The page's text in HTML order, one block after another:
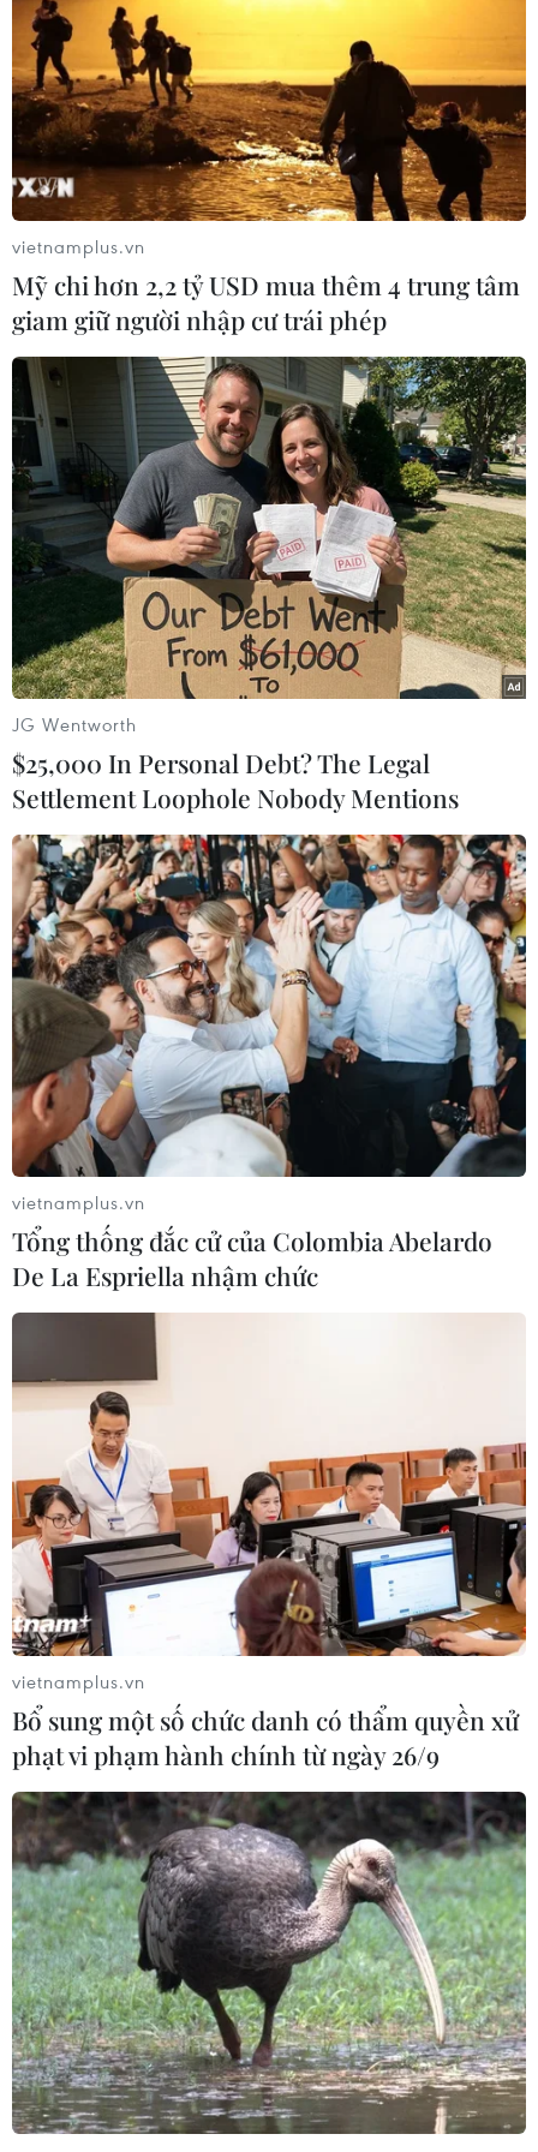
#Real Madrid
#Barcelona
#Diego Simeone
#Carlo Ancelotti
#Cristiano Ronaldo Tây Ban Nha
Theo dõi VietnamPlus
Champions League 2013-2014
Các cầu thủ Real "làm loạn" trong buổi họp báo
của Ancelotti
Tin ngày 25/5: Ronaldo vượt Messi, Ancelotti
sướng "phát điên"
Thông số trận chung kết Champions League
Real-Atletico 4-1
Real lên ngôi Champions League sau
120 phút kịch tính
Real Madrid hoàn tất giấc mơ Decima sau 12
năm chờ đợi
TIN LIÊN QUAN
Champions League 2014
24/05/2014 10:59
Trận chung kết Champions League 2014 giữa Real
Madrid và Atletico sẽ diễn ra lúc 1 giờ 45 trên sân Da
Luz ở Lisbon (Bồ Đào Nha).
Chung kết Real Madrid - Atletico: Trận
derby của hai thế kỷ
24/05/2014 06:47
Với cả Real Madrid lẫn Atletico, chức vô địch lần này
đều là một dấu mốc quan trọng. Một bên sẽ là La
vietnamplus.vn
Mỹ chi hơn 2,2 tỷ USD mua thêm 4 trung tâm
giam giữ người nhập cư trái phép
JG Wentworth
$25,000 In Personal Debt? The Legal
Settlement Loophole Nobody Mentions
vietnamplus.vn
Tổng thống đắc cử của Colombia Abelardo
De La Espriella nhậm chức
vietnamplus.vn
Bổ sung một số chức danh có thẩm quyền xử
phạt vi phạm hành chính từ ngày 26/9